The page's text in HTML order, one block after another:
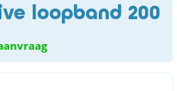
loopband 200